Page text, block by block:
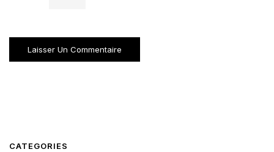
CATEGORIES